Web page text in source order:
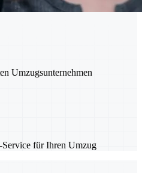
Umzugsunternehmen
für Ihren Umzug